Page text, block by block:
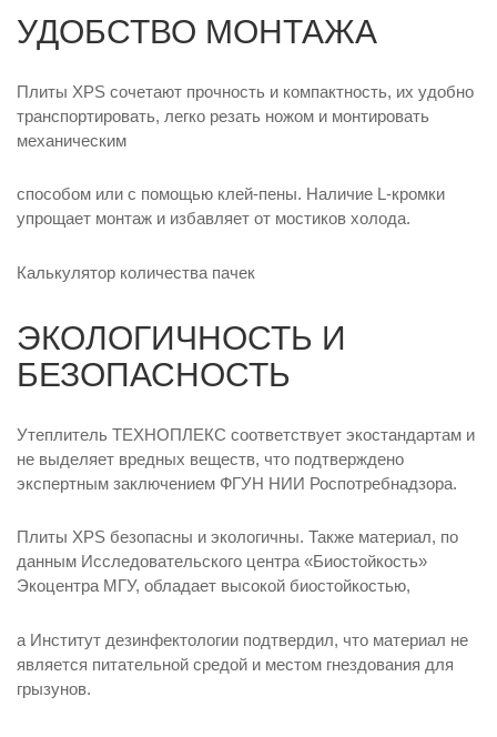
УДОБСТВО МОНТАЖА
Плиты XPS сочетают прочность и компактность, их удобно
транспортировать, легко резать ножом и монтировать
механическим
способом или с помощью клей-пены. Наличие L-кромки
упрощает монтаж и избавляет от мостиков холода.
Калькулятор количества пачек
ЭКОЛОГИЧНОСТЬ И
БЕЗОПАСНОСТЬ
Утеплитель ТЕХНОПЛЕКС соответствует экостандартам и
не выделяет вредных веществ, что подтверждено
экспертным заключением ФГУН НИИ Роспотребнадзора.
Плиты XPS безопасны и экологичны. Также материал, по
данным Исследовательского центра «Биостойкость»
Экоцентра МГУ, обладает высокой биостойкостью,
а Институт дезинфектологии подтвердил, что материал не
является питательной средой и местом гнездования для
грызунов.